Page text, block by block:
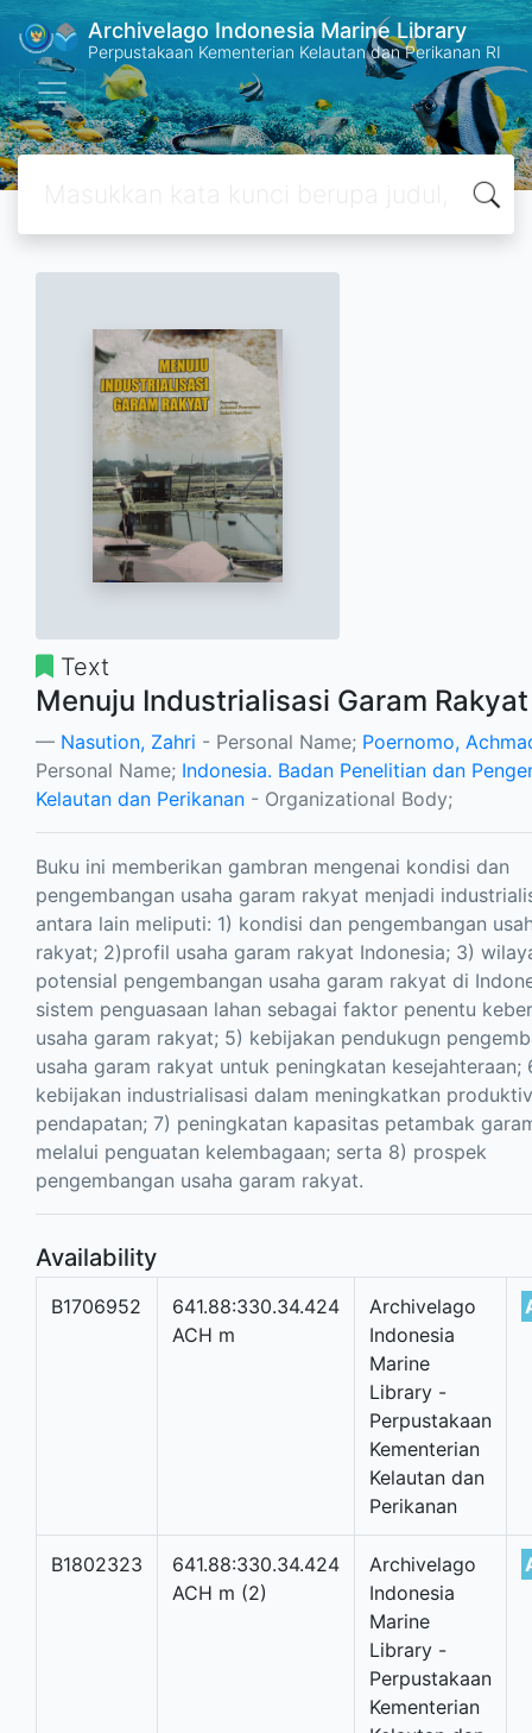
Archivelago Indonesia Marine Library
Perpustakaan Kementerian Kelautan dan Perikanan RI
Text
Menuju Industrialisasi Garam Rakyat
Nasution, Zahri - Personal Name; Poernomo,
Personal Name; Indonesia. Badan Penelitian dan
Kelautan dan Perikanan - Organizational Body;
Buku ini memberikan gambran mengenai kondisi dan
pengembangan usaha garam rakyat menjadi
antara lain meliputi: 1) kondisi dan pengembangan
rakyat; 2)profil usaha garam rakyat Indonesia; 3)
potensial pengembangan usaha garam rakyat di
sistem penguasaan lahan sebagai faktor penentu
usaha garam rakyat; 5) kebijakan pendukugn
usaha garam rakyat untuk peningkatan kesejahteraan;
kebijakan industrialisasi dalam meningkatkan
pendapatan; 7) peningkatan kapasitas petambak
melalui penguatan kelembagaan; serta 8) prospek
pengembangan usaha garam rakyat.
Availability
B1706952
641.88:330.34.424
ACH m
Archivelago
Indonesia
Marine
Library -
Perpustakaan
Kementerian
Kelautan dan
Perikanan
B1802323
641.88:330.34.424
ACH m (2)
Archivelago
Indonesia
Marine
Library -
Perpustakaan
Kementerian